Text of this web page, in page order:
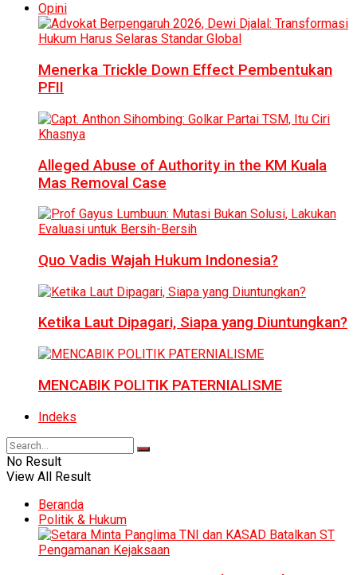
Opini
Menerka Trickle Down Effect Pembentukan
PFII
Alleged Abuse of Authority in the KM Kuala
Mas Removal Case
Quo Vadis Wajah Hukum Indonesia?
Ketika Laut Dipagari, Siapa yang Diuntungkan?
MENCABIK POLITIK PATERNIALISME
Indeks
No Result
View All Result
Beranda
Politik & Hukum